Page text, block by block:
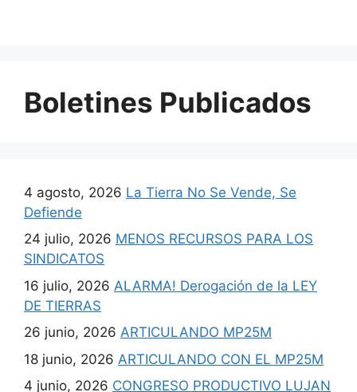
Boletines Publicados
4 agosto, 2026 La Tierra No Se Vende, Se
Defiende
24 julio, 2026 MENOS RECURSOS PARA LOS
SINDICATOS
16 julio, 2026 ALARMA! Derogación de la LEY
DE TIERRAS
26 junio, 2026 ARTICULANDO MP25M
18 junio, 2026 ARTICULANDO CON EL MP25M
4 junio, 2026 CONGRESO PRODUCTIVO LUJAN